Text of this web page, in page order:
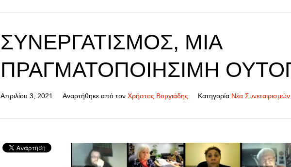
ΣΥΝΕΡΓΑΤΙΣΜΟΣ, ΜΙΑ
ΠΡΑΓΜΑΤΟΠΟΙΉΣΙΜΗ
Απριλίου 3, 2021 Αναρτήθηκε από τον Χρήστος Βοργιάδης Κατηγορία Νέα Συνεταιρισμών